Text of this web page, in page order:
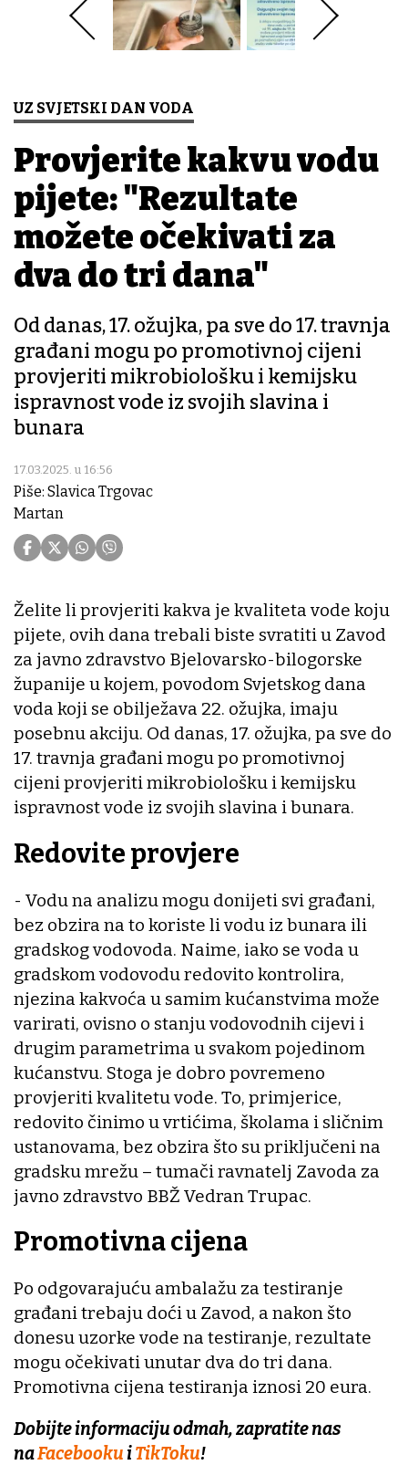
UZ SVJETSKI DAN VODA
Provjerite kakvu vodu
pijete: "Rezultate
možete očekivati za
dva do tri dana"
Od danas, 17. ožujka, pa sve do 17. travnja
građani mogu po promotivnoj cijeni
provjeriti mikrobiološku i kemijsku
ispravnost vode iz svojih slavina i
bunara
17.03.2025. u 16:56
Piše: Slavica Trgovac
Martan
Želite li provjeriti kakva je kvaliteta vode koju
pijete, ovih dana trebali biste svratiti u Zavod
za javno zdravstvo Bjelovarsko-bilogorske
županije u kojem, povodom Svjetskog dana
voda koji se obilježava 22. ožujka, imaju
posebnu akciju. Od danas, 17. ožujka, pa sve do
17. travnja građani mogu po promotivnoj
cijeni provjeriti mikrobiološku i kemijsku
ispravnost vode iz svojih slavina i bunara.
Redovite provjere
- Vodu na analizu mogu donijeti svi građani,
bez obzira na to koriste li vodu iz bunara ili
gradskog vodovoda. Naime, iako se voda u
gradskom vodovodu redovito kontrolira,
njezina kakvoća u samim kućanstvima može
varirati, ovisno o stanju vodovodnih cijevi i
drugim parametrima u svakom pojedinom
kućanstvu. Stoga je dobro povremeno
provjeriti kvalitetu vode. To, primjerice,
redovito činimo u vrtićima, školama i sličnim
ustanovama, bez obzira što su priključeni na
gradsku mrežu – tumači ravnatelj Zavoda za
javno zdravstvo BBŽ Vedran Trupac.
Promotivna cijena
Po odgovarajuću ambalažu za testiranje
građani trebaju doći u Zavod, a nakon što
donesu uzorke vode na testiranje, rezultate
mogu očekivati unutar dva do tri dana.
Promotivna cijena testiranja iznosi 20 eura.
Dobijte informaciju odmah, zapratite nas
naFacebookuiTikToku!